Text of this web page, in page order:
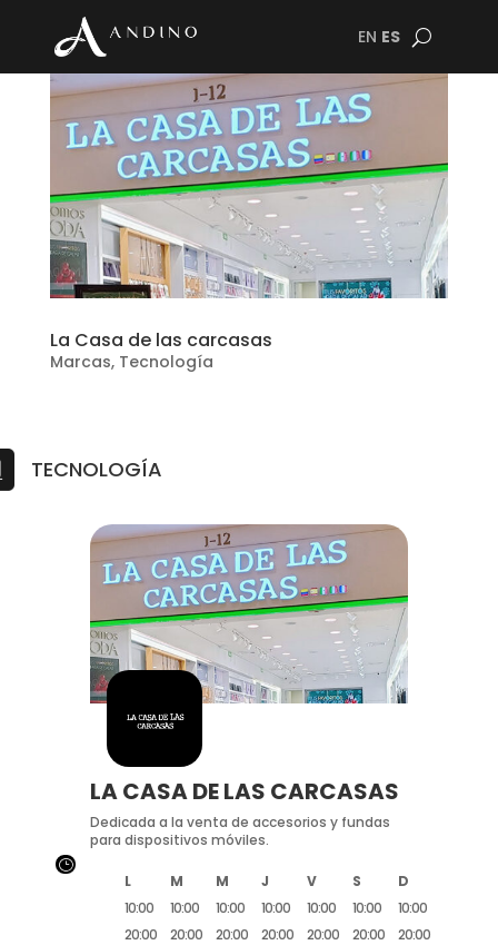
EN ES
La Casa de las carcasas
Marcas, Tecnología
TECNOLOGÍA
LA CASA DE LAS CARCASAS
Dedicada a la venta de accesorios y fundas
para dispositivos móviles.
L M M J V S
D
10:00
20:00
10:00
20:00
10:00
20:00
10:00
20:00
10:00
20:00
10:00
20:00
10:00
20:00
}